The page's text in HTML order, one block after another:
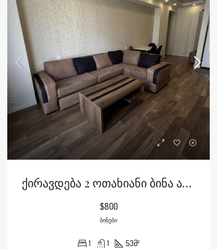
Ქირავდება 2 Ოთახიანი Ბინა Ასლანიდის Ქუჩაზე
$800
ᲑᲘᲜᲔᲑᲘ
1 1 53მ²